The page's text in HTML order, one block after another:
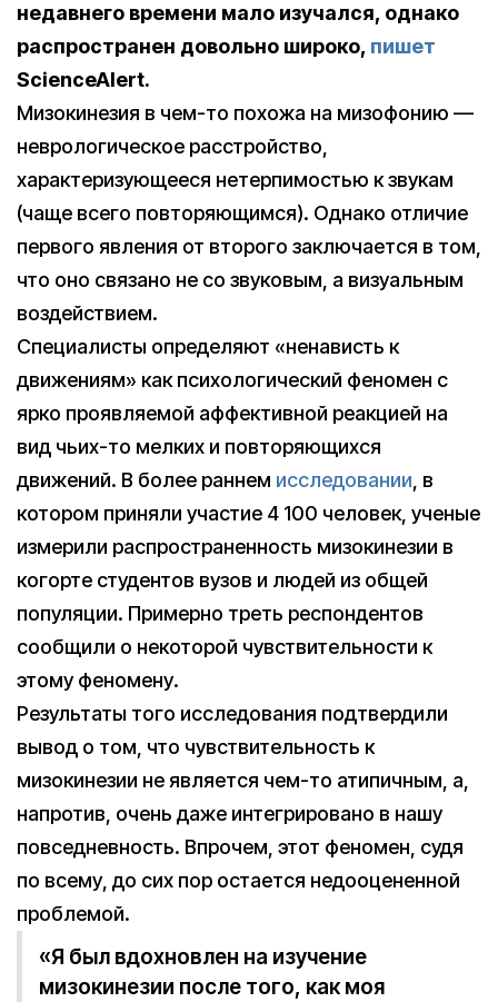
недавнего времени мало изучался, однако
распространен довольно широко, пишет
ScienceAlert.
Мизокинезия в чем-то похожа на мизофонию —
неврологическое расстройство,
характеризующееся нетерпимостью к звукам
(чаще всего повторяющимся). Однако отличие
первого явления от второго заключается в том,
что оно связано не со звуковым, а визуальным
воздействием.
Специалисты определяют «ненависть к
движениям» как психологический феномен с
ярко проявляемой аффективной реакцией на
вид чьих-то мелких и повторяющихся
движений. В более раннем исследовании, в
котором приняли участие 4 100 человек, ученые
измерили распространенность мизокинезии в
когорте студентов вузов и людей из общей
популяции. Примерно треть респондентов
сообщили о некоторой чувствительности к
этому феномену.
Результаты того исследования подтвердили
вывод о том, что чувствительность к
мизокинезии не является чем-то атипичным, а,
напротив, очень даже интегрировано в нашу
повседневность. Впрочем, этот феномен, судя
по всему, до сих пор остается недооцененной
проблемой.
«Я был вдохновлен на изучение
мизокинезии после того, как моя